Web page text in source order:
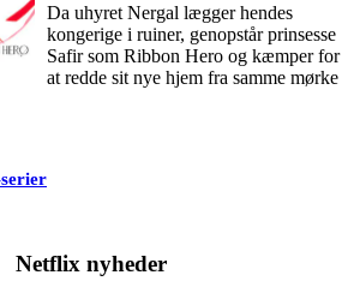
Da uhyret Nergal lægger hendes
kongerige i ruiner, genopstår prinsesse
Safir som Ribbon Hero og kæmper for
at redde sit nye hjem fra samme mørke
Netflix nyheder